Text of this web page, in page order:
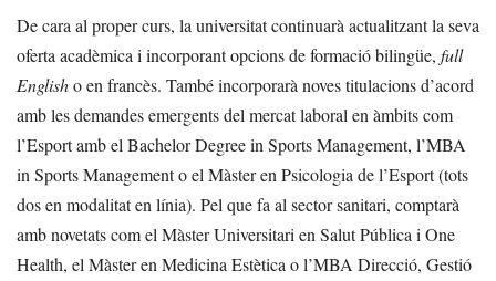
De cara al proper curs, la universitat continuarà actualitzant la seva
oferta acadèmica i incorporant opcions de formació bilingüe, full
Englisho en francès. També incorporarà noves titulacions d’acord
amb les demandes emergents del mercat laboral en àmbits com
l’Esport amb el Bachelor Degree in Sports Management, l’MBA
in Sports Management o el Màster en Psicologia de l’Esport (tots
dos en modalitat en línia). Pel que fa al sector sanitari, comptarà
amb novetats com el Màster Universitari en Salut Pública i One
Health, el Màster en Medicina Estètica o l’MBA Direcció, Gestió